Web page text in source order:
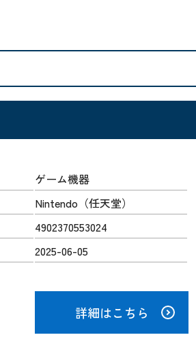
ゲーム機器
Nintendo（任天堂）
4902370553024
2025-06-05
詳細はこちら